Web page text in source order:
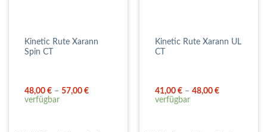
Kinetic Rute Xarann
Spin CT
48,00€ –57,00€
verfügbar
Kinetic Rute Xarann UL
CT
41,00€ –48,00€
verfügbar